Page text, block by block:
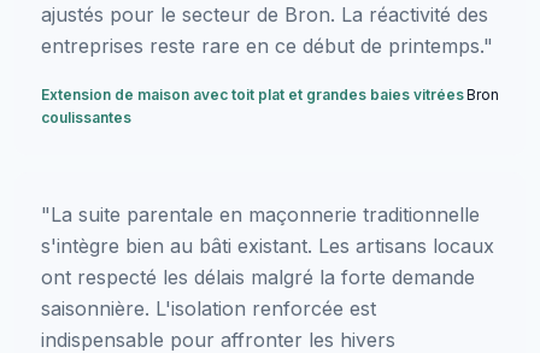
ajustés pour le secteur de Bron. La réactivité des
entreprises reste rare en ce début de printemps."
Extension de maison avec toit plat et grandes baies vitrées
coulissantes
Bron
"La suite parentale en maçonnerie traditionnelle
s'intègre bien au bâti existant. Les artisans locaux
ont respecté les délais malgré la forte demande
saisonnière. L'isolation renforcée est
indispensable pour affronter les hivers